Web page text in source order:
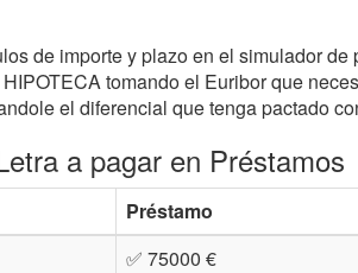
de importe y plazo en el simulador de
tomando el Euribor que
el diferencial que tenga pactado
a pagar en Préstamos
Préstamo
✅ 75000 €